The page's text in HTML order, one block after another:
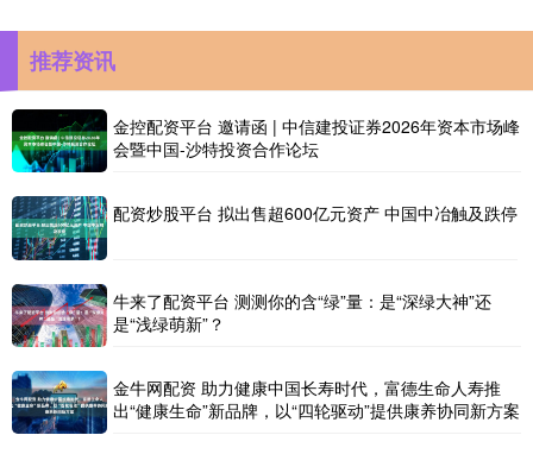
推荐资讯
金控配资平台 邀请函 | 中信建投证券2026年资本市场峰
会暨中国-沙特投资合作论坛
配资炒股平台 拟出售超600亿元资产 中国中冶触及跌停
牛来了配资平台 测测你的含“绿”量：是“深绿大神”还
是“浅绿萌新”？
金牛网配资 助力健康中国长寿时代，富德生命人寿推
出“健康生命”新品牌，以“四轮驱动”提供康养协同新方案